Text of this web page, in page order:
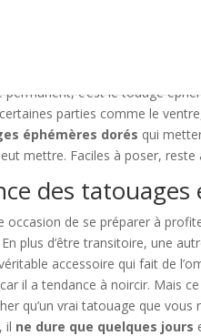
permanent, c’est le touage
parties comme le
éphémères dorés qui
mettre. Faciles à poser,
des
occasion de se préparer à
plus d’être transitoire, une
accessoire qui fait de
il a tendance à noircir. Mais
qu’un vrai tatouage que
il ne dure que quelques jours